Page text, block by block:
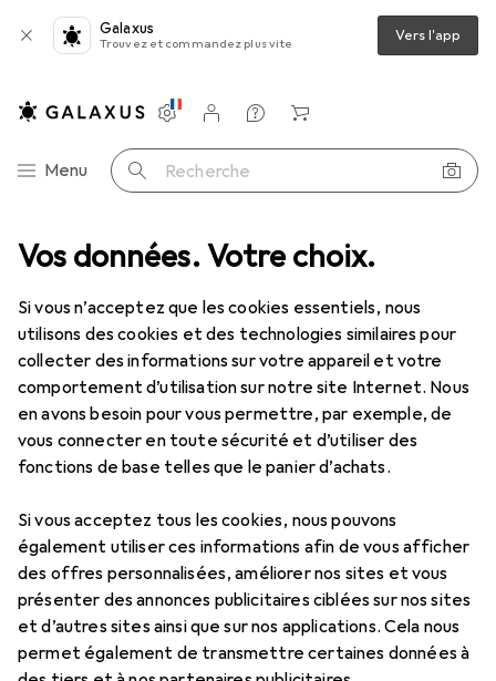
Vos données. Votre choix.
Si vous n’acceptez que les cookies essentiels, nous
utilisons des cookies et des technologies similaires pour
collecter des informations sur votre appareil et votre
comportement d’utilisation sur notre site Internet. Nous
en avons besoin pour vous permettre, par exemple, de
vous connecter en toute sécurité et d’utiliser des
fonctions de base telles que le panier d’achats.
Si vous acceptez tous les cookies, nous pouvons
également utiliser ces informations afin de vous afficher
des offres personnalisées, améliorer nos sites et vous
présenter des annonces publicitaires ciblées sur nos sites
et d’autres sites ainsi que sur nos applications. Cela nous
permet également de transmettre certaines données à
Galaxus
Trouvez et commandez plus vite Vers l'app
Navigation par catégorie
Menu Recherche
Paramètres
Compte client
Listes de comparaison
Listes d'envies
Panier
Tout l'assortiment Mode Tout en mode
Accessoires
DécouvrirForum
Best-seller